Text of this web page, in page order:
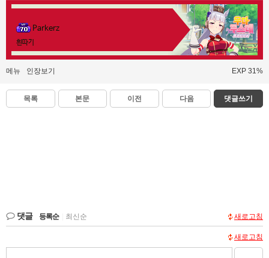
Parkerz
흰따기
메뉴 인장보기 EXP 31%
목록 본문 이전 다음 댓글쓰기
댓글 등록순 최신순 새로고침
새로고침